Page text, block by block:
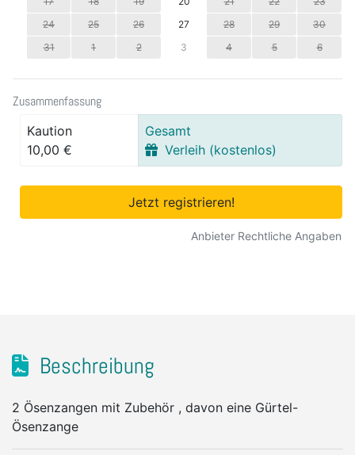
24
25 26 27 28 29
30
31
1 2 3 4 5 6
Zusammenfassung
Kaution
10,00 €
Gesamt
Verleih (kostenlos)
Jetzt registrieren!
Anbieter Rechtliche Angaben
Beschreibung
2 Ösenzangen mit Zubehör , davon eine Gürtel-
Ösenzange